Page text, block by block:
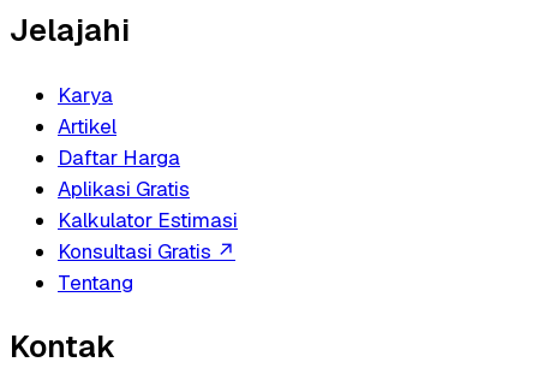
Jelajahi
Karya
Artikel
Daftar Harga
Aplikasi Gratis
Kalkulator Estimasi
Konsultasi Gratis ↗
Tentang
Kontak